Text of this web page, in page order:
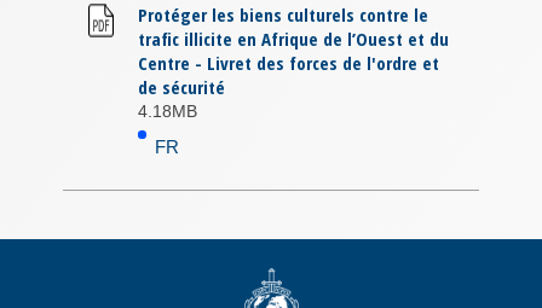
Protéger les biens culturels contre le
trafic illicite en Afrique de l’Ouest et du
Centre - Livret des forces de l'ordre et
de sécurité
4.18MB
FR